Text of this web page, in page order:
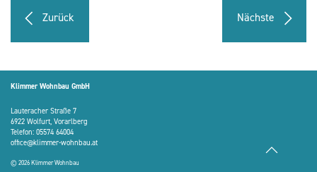
Zurück Nächste
Klimmer Wohnbau GmbH
Lauteracher Straße 7
6922 Wolfurt, Vorarlberg
Telefon: 05574 64004
office@klimmer-wohnbau.at
© 2026 Klimmer Wohnbau